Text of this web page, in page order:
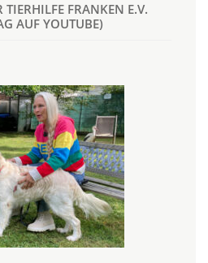
TIERHILFE FRANKEN E.V.
AUF YOUTUBE)